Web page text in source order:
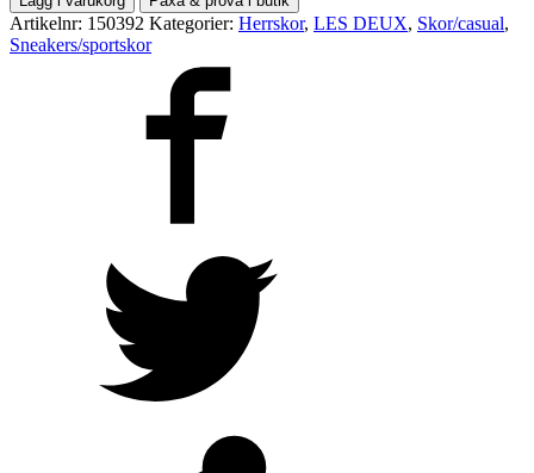
Artikelnr: 150392 Kategorier: Herrskor, LES DEUX, Skor/casual,
Sneakers/sportskor